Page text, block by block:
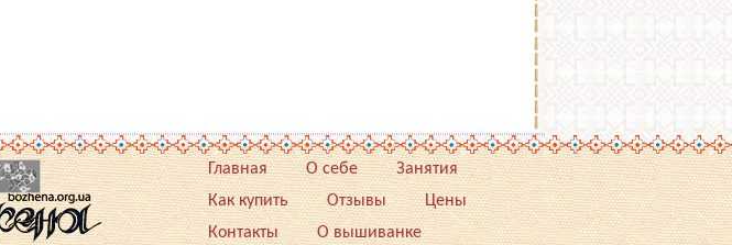
Главная О себе
Занятия
Как купить
Отзывы
Цены
Контакты
О вышиванке